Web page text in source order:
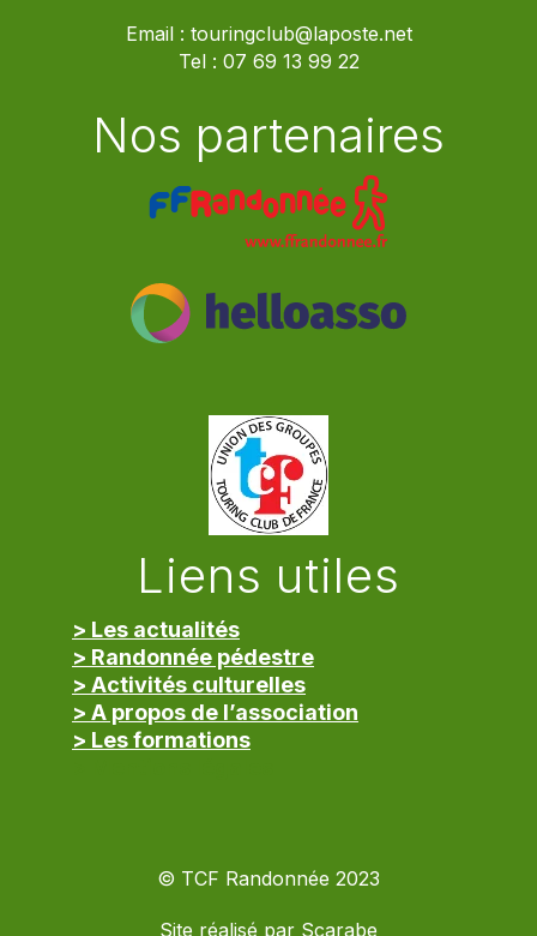
Email : touringclub@laposte.net
Tel : 07 69 13 99 22
Nos partenaires
Liens utiles
> Les actualités
> Randonnée pédestre
> Activités culturelles
> A propos de l’association
> Les formations
© TCF Randonnée 2023
Site réalisé par Scarabe